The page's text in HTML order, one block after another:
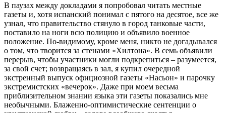
В паузах между докладами я попробовал читать местные
газеты и, хотя испанский понимал с пятого на десятое, все же
узнал, что правительство стянуло в город танковые части,
поставило на ноги всю полицию и объявило военное
положение. По-видимому, кроме меня, никто не догадывался
о том, что творится за стенами «Хилтона». В семь объявили
перерыв, чтобы участники могли подкрепиться – разумеется,
за свой счет; возвращаясь в зал, я купил очередной
экстренный выпуск официозной газеты «Насьон» и парочку
экстремистских «вечерок». Даже при моем весьма
приблизительном знании языка эти газеты показались мне
необычными. Блаженно-оптимистические сентенции о